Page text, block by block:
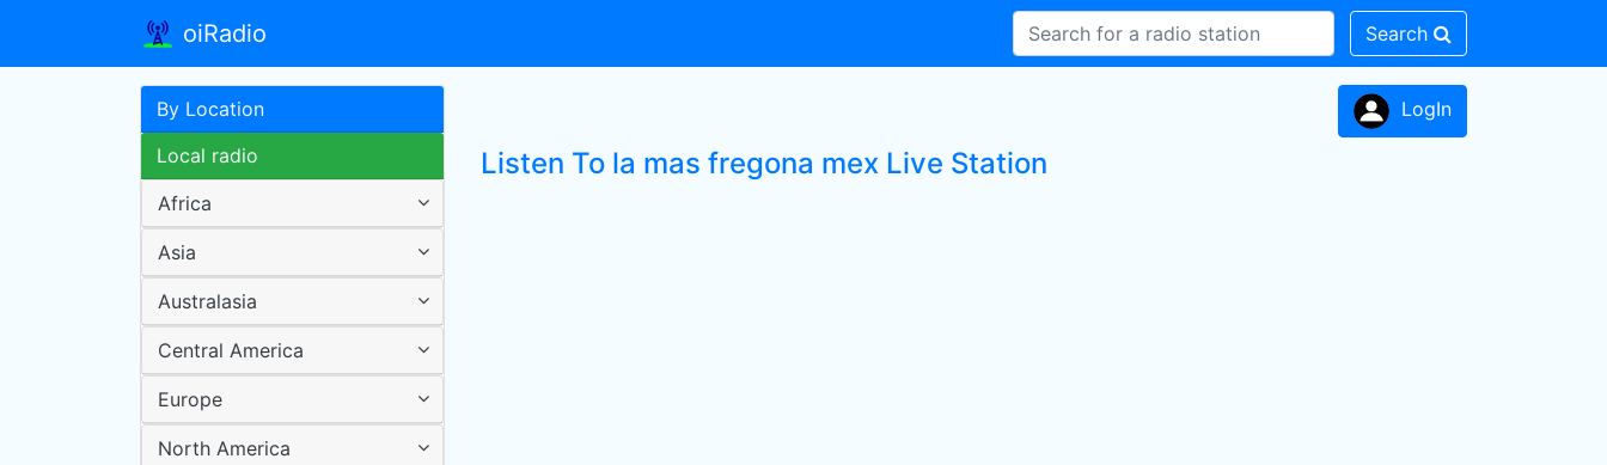
oiRadio Search
By Location
Local radio
Africa
Asia
Australasia
Central America
Europe
North America
LogIn
Listen To la mas fregona mex Live Station